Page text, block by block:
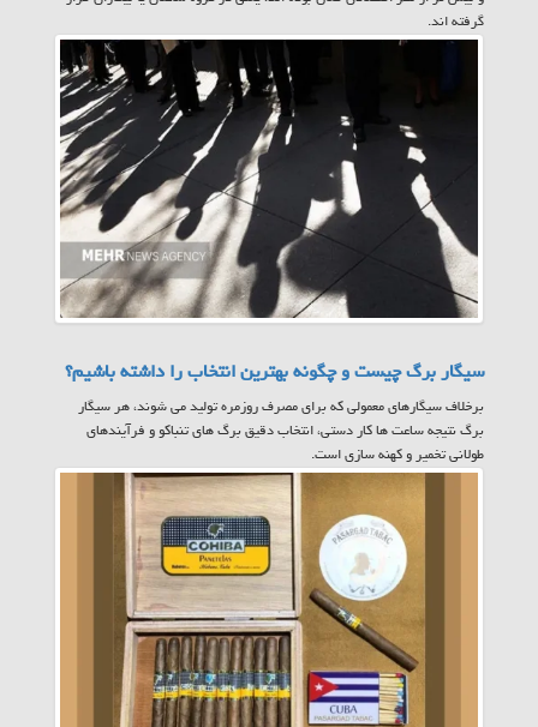
گرفته اند.
سیگار برگ چیست و چگونه بهترین انتخاب را داشته باشیم؟
برخلاف سیگارهای معمولی که برای مصرف روزمره تولید می شوند، هر سیگار
برگ نتیجه ساعت ها کار دستی، انتخاب دقیق برگ های تنباکو و فرآیندهای
طولانی تخمیر و کهنه سازی است.